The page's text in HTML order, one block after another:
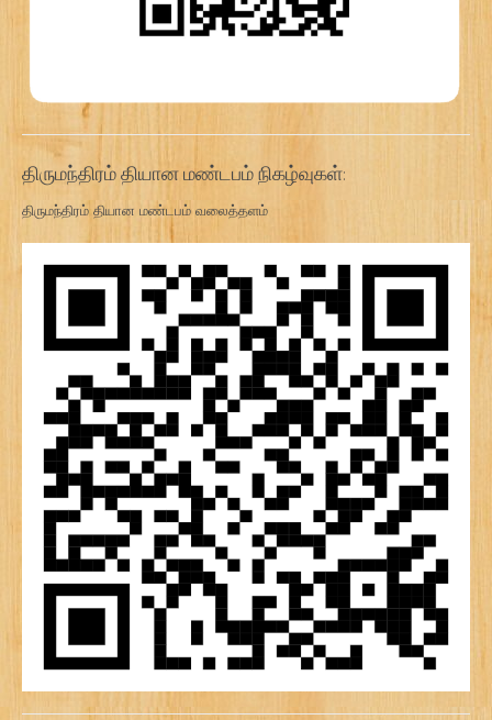
திருமந்திரம் தியான மண்டபம் நிகழ்வுகள்:
திருமந்திரம் தியான மண்டபம் வலைத்தளம்